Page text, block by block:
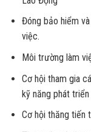
Đóng bảo hiểm
việc.
Môi trường làm
Cơ hội tham gia
kỹ năng phát
Cơ hội thăng tiến